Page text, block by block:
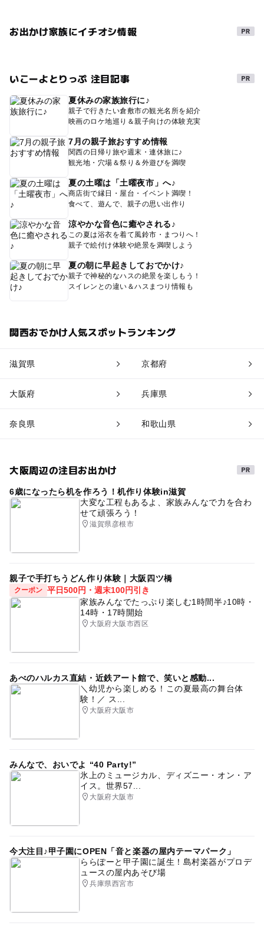
お出かけ家族にイチオシ情報
いこーよとりっぷ 注目記事
夏休みの家族旅行に♪
親子で行きたい倉敷市の観光名所を紹介
映画のロケ地巡り＆親子向けの体験充実
7月の親子旅おすすめ情報
関西の日帰り旅や週末・連休旅に♪
観光地・穴場＆祭り＆外遊びを満喫
夏の土曜は「土曜夜市」へ♪
商店街で縁日・屋台・イベント満喫！
食べて、遊んで、親子の思い出作り
涼やかな音色に癒やされる♪
この夏は浴衣を着て風鈴市・まつりへ！
親子で絵付け体験や絶景を満喫しよう
夏の朝に早起きしておでかけ♪
親子で神秘的なハスの絶景を楽しもう！
スイレンとの違い＆ハスまつり情報も
関西おでかけ人気スポットランキング
滋賀県 京都府
大阪府 兵庫県
奈良県 和歌山県
大阪周辺の注目お出かけ
6歳になったら机を作ろう！机作り体験in滋賀
大変な工程もあるよ、家族みんなで力を合わ
せて頑張ろう！
滋賀県彦根市
親子で手打ちうどん作り体験｜大阪四ツ橋
クーポン 平日500円・週末100円引き
家族みんなでたっぷり楽しむ1時間半♪10時・
14時・17時開始
大阪府大阪市西区
あべのハルカス直結・近鉄アート館で、笑いと感動...
＼幼児から楽しめる！この夏最高の舞台体
験！／ ス...
大阪府大阪市
みんなで、おいでよ “40 Party!”
氷上のミュージカル、ディズニー・オン・ア
イス。世界57...
大阪府大阪市
今大注目♪甲子園にOPEN「音と楽器の屋内テーマパーク」
ららぽーと甲子園に誕生！島村楽器がプロデ
ュースの屋内あそび場
兵庫県西宮市